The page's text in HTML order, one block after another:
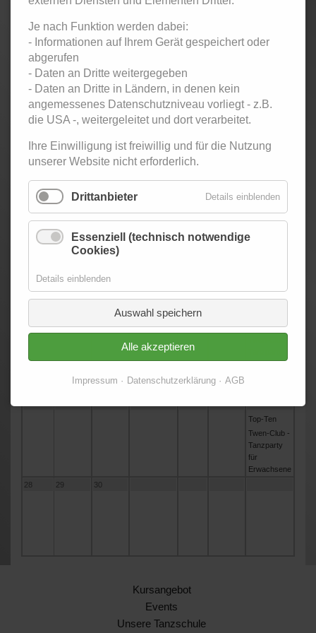
Eintritt:
5,- € Kursteilnehmer / 7,- € Ehemalige Kursteilnehmer
und Gäste
Zurück
Mo ntag Di enstag Mi ttwoch Donnerstag Freitag Samstag Sonntag
1 2 3 4
Twen-Club -
Tanzparty
8 9 10
14
für
Top-Ten
Twen-Club -
Tanzparty
für
Erwachsene
28
29 30
Kursangebot
Events
Unsere Tanzschule
Je nach Funktion werden dabei:
- Informationen auf Ihrem Gerät gespeichert oder
abgerufen
- Daten an Dritte weitergegeben
- Daten an Dritte in Ländern, in denen kein
angemessenes Datenschutzniveau vorliegt - z.B.
die USA -, weitergeleitet und dort verarbeitet.
Ihre Einwilligung ist freiwillig und für die Nutzung
unserer Website nicht erforderlich.
Drittanbieter Details einblenden
Essenziell (technisch notwendige
Cookies)
Details einblenden
Auswahl speichern
Alle akzeptieren
Impressum Datenschutzerklärung AGB